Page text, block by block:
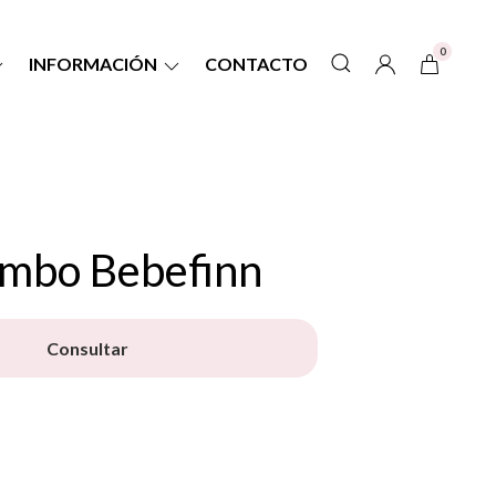
INFORMACIÓN CONTACTO
0
Bebefinn
Consultar